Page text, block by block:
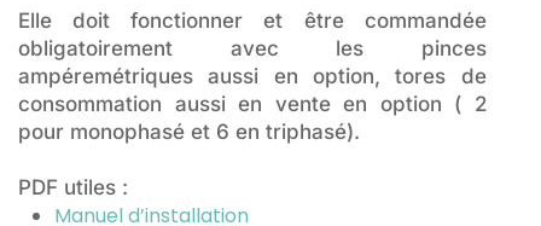
Elle doit fonctionner et être commandée
obligatoirement avec les pinces
ampéremétriques aussi en option, tores de
consommation aussi en vente en option ( 2
pour monophasé et 6 en triphasé).
PDF utiles :
Manuel d’installation